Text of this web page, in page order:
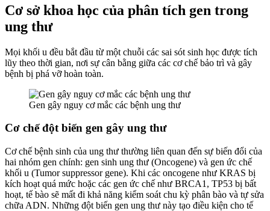
Cơ sở khoa học của phân tích gen trong
ung thư
Mọi khối u đều bắt đầu từ một chuỗi các sai sót sinh học được tích
lũy theo thời gian, nơi sự cân bằng giữa các cơ chế bảo trì và gây
bệnh bị phá vỡ hoàn toàn.
Gen gây nguy cơ mắc các bệnh ung thư
Cơ chế đột biến gen gây ung thư
Cơ chế bệnh sinh của ung thư thường liên quan đến sự biến đổi của
hai nhóm gen chính: gen sinh ung thư (Oncogene) và gen ức chế
khối u (Tumor suppressor gene). Khi các oncogene như KRAS bị
kích hoạt quá mức hoặc các gen ức chế như BRCA1, TP53 bị bất
hoạt, tế bào sẽ mất đi khả năng kiểm soát chu kỳ phân bào và tự sửa
chữa ADN. Những đột biến gen ung thư này tạo điều kiện cho tế